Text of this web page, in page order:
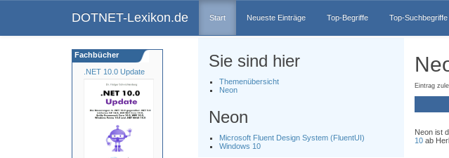
DOTNET-Lexikon.de Start Neueste Einträge Top-Begriffe Top-Suchbegriffe
.NET 10.0 Update
Fachbücher Sie sind hier
Themenübersicht
Neon
Neon
Microsoft Fluent Design System (FluentUI)
Windows 10
Eintrag
Neon ist
10ab